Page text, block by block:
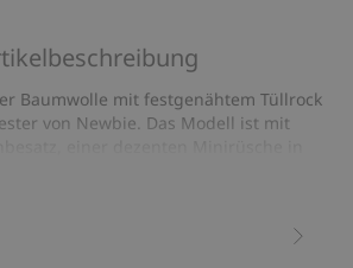
Baumwolle mit festgenähtem Tüllrock
von Newbie. Das Modell ist mit
Bund ausgestattet, der für
sorgt. Mit Picot-Saum als Finish an den
Geschwister erhältlich ist.